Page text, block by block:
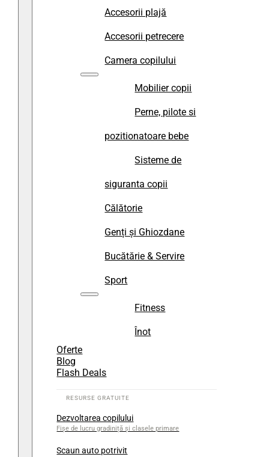
Accesorii plajă
Accesorii petrecere
Camera copilului
Mobilier copii
Perne, pilote si
pozitionatoare bebe
Sisteme de
siguranta copii
Călătorie
Genți și Ghiozdane
Bucătărie & Servire
Sport
Fitness
Înot
Oferte
Blog
Flash Deals
Dezvoltarea copilului
Fișe de lucru gradiniță și clasele primare
Scaun auto potrivit